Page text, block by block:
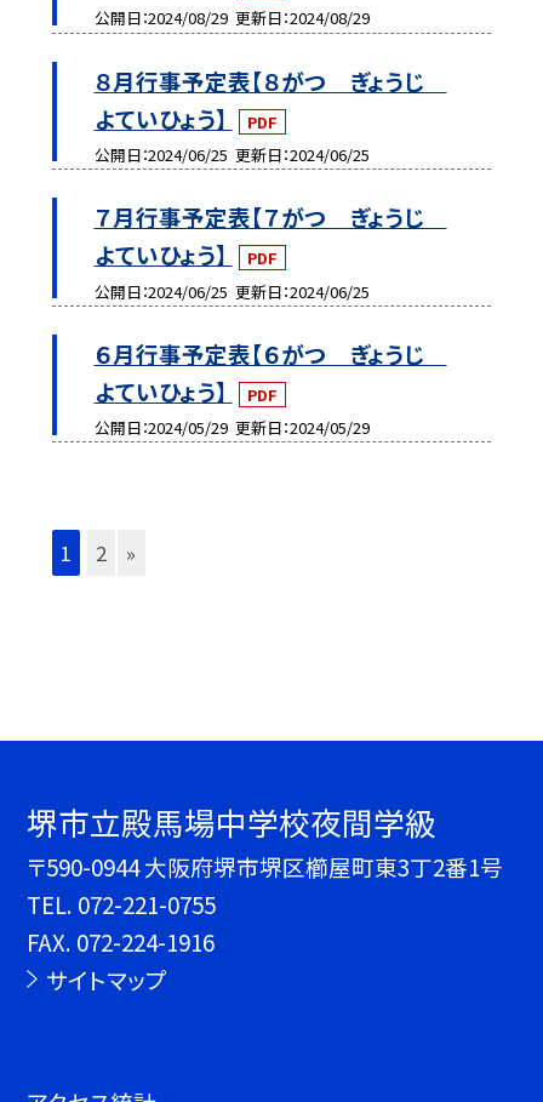
公開日 2024/08/29 更新日 2024/08/29
８月行事予定表【８がつ ぎょうじ
よていひょう】
PDF
公開日 2024/06/25 更新日 2024/06/25
７月行事予定表【７がつ ぎょうじ
よていひょう】
PDF
公開日 2024/06/25 更新日 2024/06/25
６月行事予定表【６がつ ぎょうじ
よていひょう】
PDF
公開日 2024/05/29 更新日 2024/05/29
1 2 »
堺市立殿馬場中学校夜間学級
〒590-0944 大阪府堺市堺区櫛屋町東3丁2番1号
TEL. 072-221-0755
FAX. 072-224-1916
サイトマップ